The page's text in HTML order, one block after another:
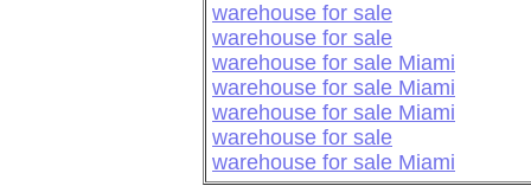
warehouse for sale
warehouse for sale
warehouse for sale Miami
warehouse for sale Miami
warehouse for sale Miami
warehouse for sale
warehouse for sale Miami